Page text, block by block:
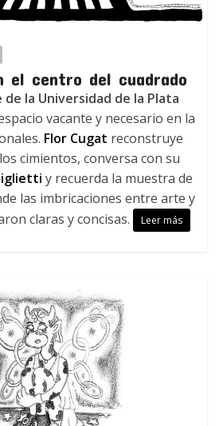
el centro del cuadrado
la Universidad de la Plata
vacante y necesario en la
Flor Cugat reconstruye
cimientos, conversa con su
y recuerda la muestra de
las imbricaciones entre arte y
claras y concisas.
Leer más